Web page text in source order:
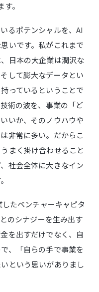
。
るポテンシャルを、AI
いです。私がこれまで
日本の大企業は潤沢な
して膨大なデータとい
っているということで
術の波を、事業の「ど
いか、そのノウハウや
非常に多い。だからこ
まく掛け合わせること
社会全体に大きなイン
たベンチャーキャピタ
のシナジーを生み出す
を出すだけでなく、自
、「自らの手で事業を
という思いがありまし